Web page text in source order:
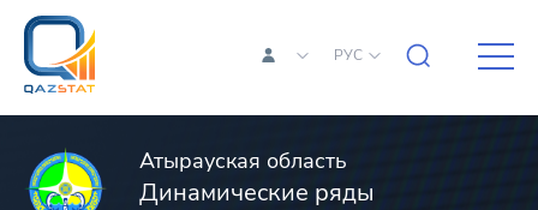
РУС
Атырауская область
Динамические ряды